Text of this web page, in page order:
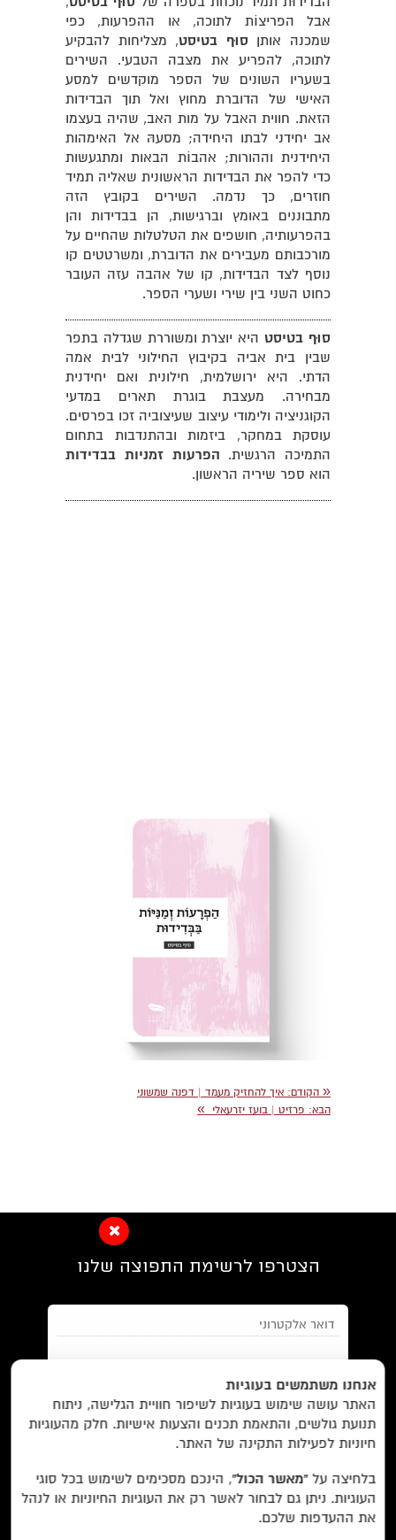
אבל הפריצוֹת לתוכה, או ההפרעות, כפי
שמכנה אותן סוּף בטיסט, מצליחות להבקיע
לתוכה, להפריע את מצבה הטבעי. השירים
בשעריו השונים של הספר מוקדשים למסע
האישי של הדוברת מחוץ ואל תוך הבדידות
הזאת. חווית האבל על מות האב, שהיה בעצמו
אב יחידני לבתו היחידה; מסעהּ אל האימהות
היחידנית וההורות; אהבוֹת הבאות ומתגעשות
כדי להפר את הבדידות הראשונית שאליה תמיד
חוזרים, כך נדמה. השירים בקובץ הזה
מתבוננים באומץ וברגישות, הן בבדידות והן
בהפרעותיה, חושפים את הטלטלות שהחיים על
מורכבותם מעבירים את הדוברת, ומשרטטים קו
נוסף לצד הבדידות, קו של אהבה עזה העובר
כחוט השני בין שירי ושערי הספר.
סוּף בטיסטהיא יוצרת ומשוררת שגדלה בתפר
שבין בית אביה בקיבוץ החילוני לבית אמה
הדתי. היא ירושלמית, חילונית ואם יחידנית
מבחירה. מעצבת בוגרת תארים במדעי
הקוגניציה ולימודי עיצוב שעיצוביה זכו בפרסים.
עוסקת במחקר, ביזמות ובהתנדבות בתחום
התמיכה הרגשית. הפרעות זמניות בבדידות
הוא ספר שיריה הראשון.
« הקודם: איך להחזיק מעמד | דפנה שמשוני
הבא: פרזיט | בועז יזרעאלי »
הצטרפו לרשימת התפוצה שלנו
מאשר/ת אתתנאי השימוש והצטרפות למאגר הלקוחות וקבלת
הודעות מאתר זה בלבד (לא ספאם)
EN/
Foreign Rights /
מבצעים /
ביקורות/ על לוקוס/ הסדרות/
הסופרים/
צרו קשר/
עוד באתר:
אנחנו משתמשים בעוגיות
האתר עושה שימוש בעוגיות לשיפור חוויית הגלישה, ניתוח
תנועת גולשים, והתאמת תכנים והצעות אישיות. חלק מהעוגיות
חיוניות לפעילות התקינה של האתר.
בלחיצה על“מאשר הכול”, הינכם מסכימים לשימוש בכל סוגי
העוגיות. ניתן גם לבחור לאשר רק את העוגיות החיוניות או לנהל
את ההעדפות שלכם.